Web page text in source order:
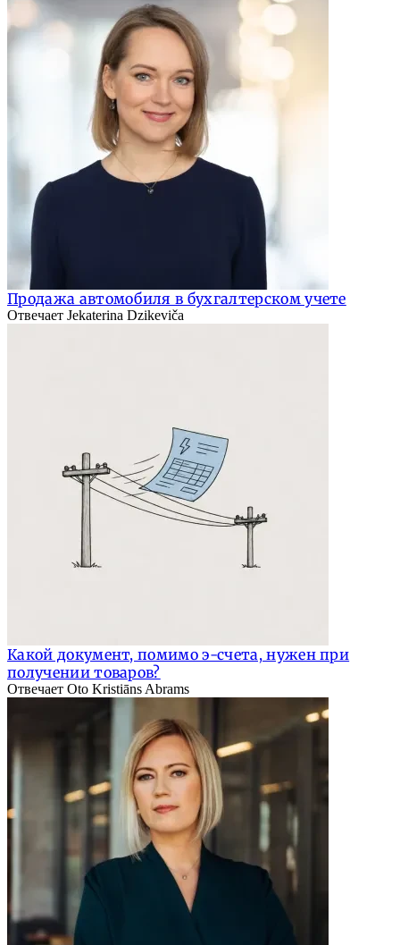
Продажа автомобиля в бухгалтерском учете
Отвечает Jekaterina Dzikeviča
Какой документ, помимо э-счета, нужен при
получении товаров?
Отвечает Oto Kristiāns Abrams